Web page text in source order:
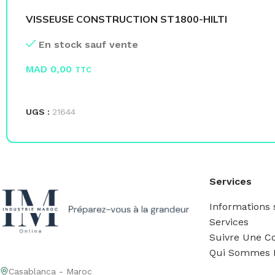
VISSEUSE CONSTRUCTION ST1800-HILTI
En stock sauf vente
MAD 0,00 TTC
UGS : 21644
Casablanca - Maroc
Services
Informations
Services
Suivre Une
Qui Sommes